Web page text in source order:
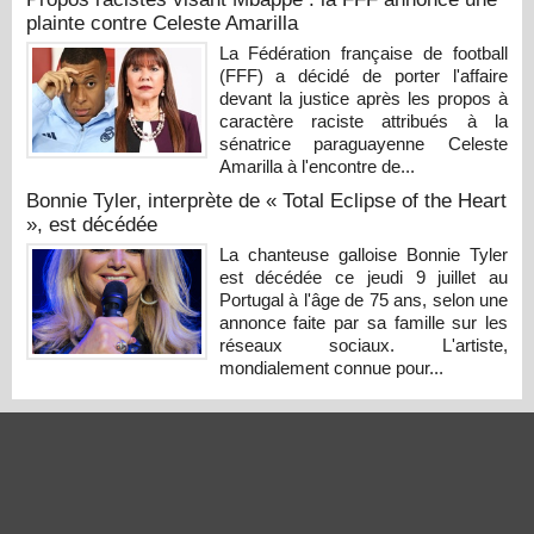
plainte contre Celeste Amarilla
La Fédération française de football
(FFF) a décidé de porter l'affaire
devant la justice après les propos à
caractère raciste attribués à la
sénatrice paraguayenne Celeste
Amarilla à l'encontre de...
Bonnie Tyler, interprète de « Total Eclipse of the Heart
», est décédée
La chanteuse galloise Bonnie Tyler
est décédée ce jeudi 9 juillet au
Portugal à l'âge de 75 ans, selon une
annonce faite par sa famille sur les
réseaux sociaux. L'artiste,
mondialement connue pour...